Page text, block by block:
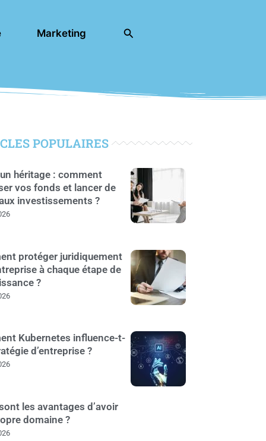
Marketing Rechercher
POPULAIRES
héritage : comment
vos fonds et lancer de
investissements ?
protéger juridiquement
à chaque étape de
?
Kubernetes influence-t-
d’entreprise ?
les avantages d’avoir
domaine ?